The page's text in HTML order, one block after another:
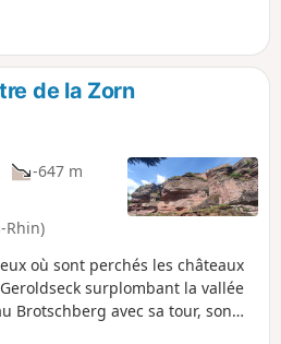
de la Zorn
-647 m
Rhin)
où sont perchés les châteaux
surplombant la vallée
Brotschberg avec sa tour, son